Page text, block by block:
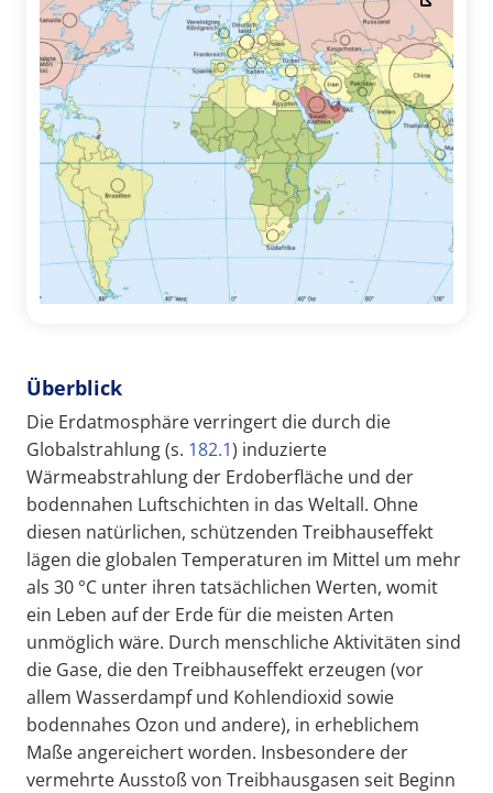
Überblick
Die Erdatmosphäre verringert die durch die
Globalstrahlung (s. 182.1) induzierte
Wärmeabstrahlung der Erdoberfläche und der
bodennahen Luftschichten in das Weltall. Ohne
diesen natürlichen, schützenden Treibhauseffekt
lägen die globalen Temperaturen im Mittel um mehr
als 30 °C unter ihren tatsächlichen Werten, womit
ein Leben auf der Erde für die meisten Arten
unmöglich wäre. Durch menschliche Aktivitäten sind
die Gase, die den Treibhauseffekt erzeugen (vor
allem Wasserdampf und Kohlendioxid sowie
bodennahes Ozon und andere), in erheblichem
Maße angereichert worden. Insbesondere der
vermehrte Ausstoß von Treibhausgasen seit Beginn